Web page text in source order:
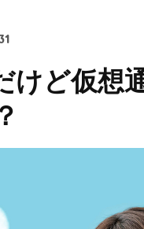
けど仮想